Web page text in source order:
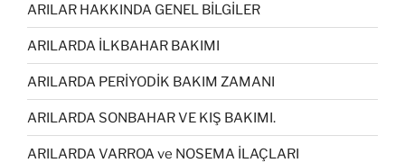
ARILAR HAKKINDA GENEL BİLGİLER
ARILARDA İLKBAHAR BAKIMI
ARILARDA PERİYODİK BAKIM ZAMANI
ARILARDA SONBAHAR VE KIŞ BAKIMI.
ARILARDA VARROA ve NOSEMA İLAÇLARI